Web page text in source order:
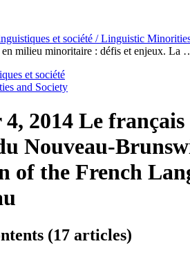
et société / Linguistic
en milieu minoritaire : défis et enjeux. La
et société
and Society
2014 Le
Nouveau-
of the French
(17 articles)